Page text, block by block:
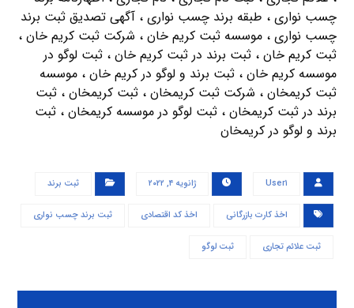
چسب نواری ، طبقه برند چسب نواری ، آگهی تصدیق ثبت برند
چسب نواری ، موسسه ثبت کریم خان ، شرکت ثبت کریم خان ،
ثبت کریم خان ، ثبت برند در ثبت کریم خان ، ثبت لوگو در
موسسه کریم خان ، ثبت برند و لوگو در کریم خان ، موسسه
ثبت کریمخان ، شرکت ثبت کریمخان ، ثبت کریمخان ، ثبت
برند در ثبت کریمخان ، ثبت لوگو در موسسه کریمخان ، ثبت
برند و لوگو در کریمخان
User۱ ژانویه ۴, ۲۰۲۲ ثبت برند
اخذ کارت بازرگانی اخذ کد اقتصادی ثبت برند چسب نواری
ثبت علائم تجاری ثبت لوگو